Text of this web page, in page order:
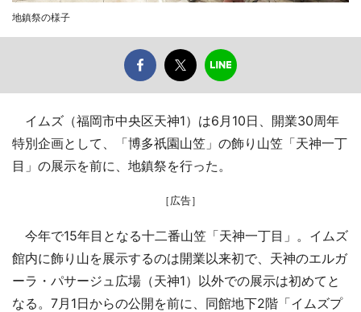
地鎮祭の様子
イムズ（福岡市中央区天神1）は6月10日、開業30周年
特別企画として、「博多祇園山笠」の飾り山笠「天神一丁
目」の展示を前に、地鎮祭を行った。
［広告］
今年で15年目となる十二番山笠「天神一丁目」。イムズ
館内に飾り山を展示するのは開業以来初で、天神のエルガ
ーラ・パサージュ広場（天神1）以外での展示は初めてと
なる。7月1日からの公開を前に、同館地下2階「イムズプ